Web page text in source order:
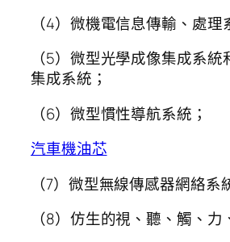
（4）微機電信息傳輸、處理
（5）微型光學成像集成系
集成系統；
（6）微型慣性導航系統；
汽車機油芯
（7）微型無線傳感器網絡系
（8）仿生的視、聽、觸、力